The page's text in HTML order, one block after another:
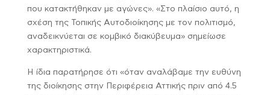
που κατακτήθηκαν με αγώνες». «Στο πλαίσιο αυτό, η
σχέση της Τοπικής Αυτοδιοίκησης με τον πολιτισμό,
αναδεικνύεται σε κομβικό διακύβευμα» σημείωσε
χαρακτηριστικά.
Η ίδια παρατήρησε ότι «όταν αναλάβαμε την ευθύνη
της διοίκησης στην Περιφέρεια Αττικής πριν από 4.5